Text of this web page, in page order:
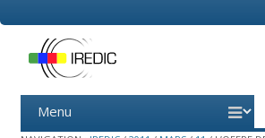
Menu